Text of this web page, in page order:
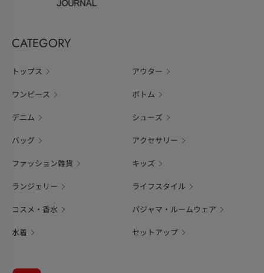
CATEGORY
トップス アウター
ワンピース ボトム
デニム シューズ
バッグ アクセサリー
ファッション雑貨 キッズ
ランジェリー ライフスタイル
コスメ・香水 パジャマ・ルームウェア
水着 セットアップ